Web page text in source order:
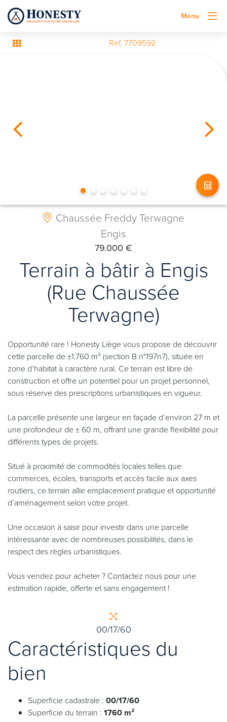
Menu
Ref. 7709592
Chaussée Freddy Terwagne
Engis
79.000 €
Terrain à bâtir à Engis
(Rue Chaussée
Terwagne)
Opportunité rare ! Honesty Liège vous propose de découvrir
cette parcelle de ±1.760 m² (section B n°197n7), située en
zone d’habitat à caractère rural. Ce terrain est libre de
construction et offre un potentiel pour un projet personnel,
sous réserve des prescriptions urbanistiques en vigueur.
La parcelle présente une largeur en façade d’environ 27 m et
une profondeur de ± 60 m, offrant une grande flexibilité pour
différents types de projets.
Situé à proximité de commodités locales telles que
commerces, écoles, transports et accès facile aux axes
routiers, ce terrain allie emplacement pratique et opportunité
d’aménagement selon votre projet.
Une occasion à saisir pour investir dans une parcelle
intéressante avec de nombreuses possibilités, dans le
respect des règles urbanistiques.
Vous vendez pour acheter ? Contactez nous pour une
estimation rapide, offerte et sans engagement !
00/17/60
Caractéristiques du
bien
Superficie cadastrale : 00/17/60
Superficie du terrain : 1760 m²